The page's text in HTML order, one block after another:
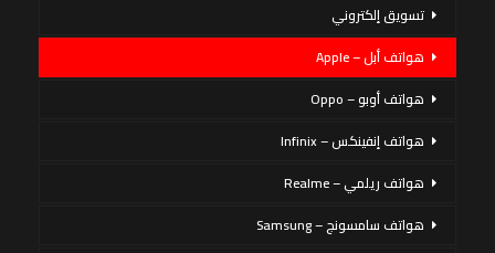
تسويق إلكتروني
هواتف أبل – Apple
هواتف أوبو – Oppo
هواتف إنفينكس – Infinix
هواتف ريلمي – Realme
هواتف سامسونج – Samsung